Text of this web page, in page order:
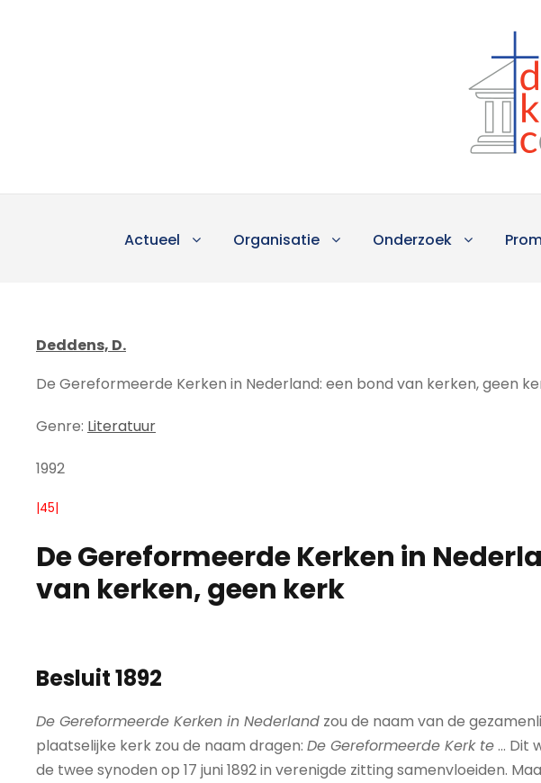
Actueel Organisatie Onderzoek
Deddens, D.
De Gereformeerde Kerken in Nederland: een bond van kerken, geen
Genre: Literatuur
1992
|45|
De Gereformeerde Kerken in
van kerken, geen kerk
Besluit 1892
De Gereformeerde Kerken in Nederland zou de naam van de
plaatselijke kerk zou de naam dragen: De Gereformeerde Kerk te... Dit
de twee synoden op 17 juni 1892 in verenigde zitting samenvloeiden.